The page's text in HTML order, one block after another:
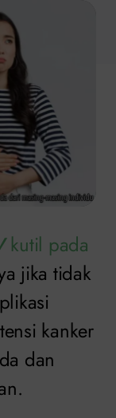
kutil pada
jika tidak
kanker
dan